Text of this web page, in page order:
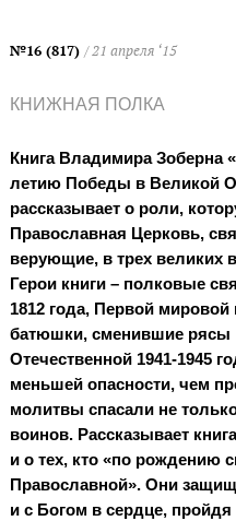
№16 (817) / 21 апреля ‘15
КНИЖНАЯ ПОЛКА
Книга Владимира Зоберна
летию Победы в Великой
рассказывает о роли,
Православная Церковь,
верующие, в трех великих
Герои книги – полковые
1812 года, Первой мировой
батюшки, сменившие рясы
Отечественной 1941-1945
меньшей опасности, чем
молитвы спасали не
воинов. Рассказывает
и о тех, кто «по рождению
Православной». Они
и с Богом в сердце,